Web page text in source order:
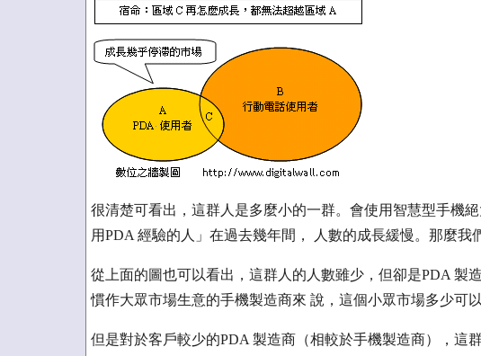
很清楚可看出，這群人是多麼小的一群。會使用智慧型手機
用PDA 經驗的人」在過去幾年間， 人數的成長緩慢。那麼我
從上面的圖也可以看出，這群人的人數雖少，但卻是PDA 製
慣作大眾市場生意的手機製造商來 說，這個小眾市場多少可
但是對於客戶較少的PDA 製造商（相較於手機製造商），這